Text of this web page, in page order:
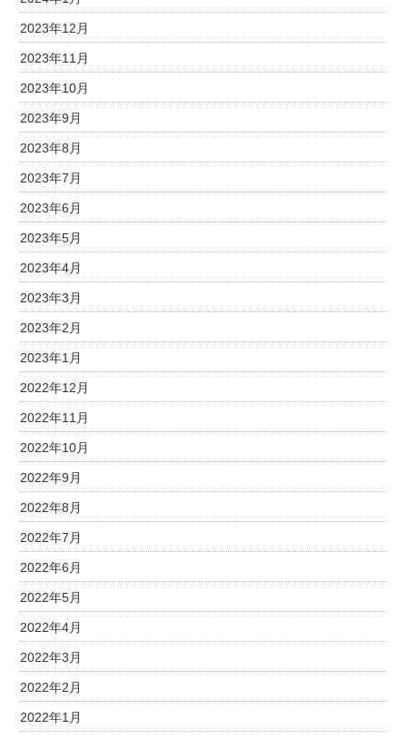
2023年12月
2023年11月
2023年10月
2023年9月
2023年8月
2023年7月
2023年6月
2023年5月
2023年4月
2023年3月
2023年2月
2023年1月
2022年12月
2022年11月
2022年10月
2022年9月
2022年8月
2022年7月
2022年6月
2022年5月
2022年4月
2022年3月
2022年2月
2022年1月